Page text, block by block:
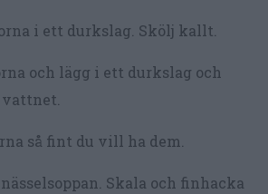
i ett durkslag. Skölj kallt.
och lägg i ett durkslag och
så fint du vill ha dem.
Skala och finhacka